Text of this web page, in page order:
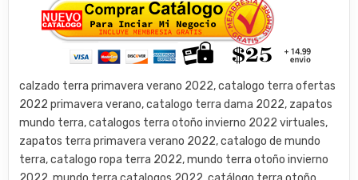
calzado terra primavera verano 2022, catalogo terra ofertas
2022 primavera verano, catalogo terra dama 2022, zapatos
mundo terra, catalogos terra otoño invierno 2022 virtuales,
zapatos terra primavera verano 2022, catalogo de mundo
terra, catalogo ropa terra 2022, mundo terra otoño invierno